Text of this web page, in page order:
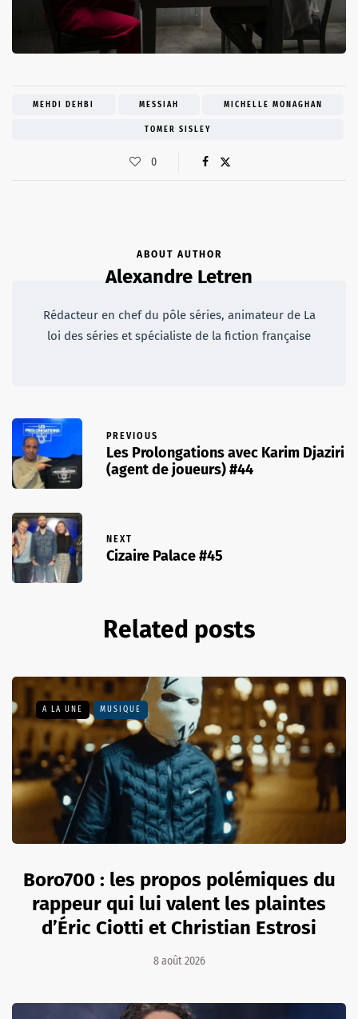
MEHDI DEHBI MESSIAH MICHELLE MONAGHAN
TOMER SISLEY
0
ABOUT AUTHOR
Alexandre Letren
Rédacteur en chef du pôle séries, animateur de La
loi des séries et spécialiste de la fiction française
PREVIOUS
Les Prolongations avec Karim Djaziri
(agent de joueurs) #44
NEXT
Cizaire Palace #45
Related posts
A LA UNE MUSIQUE
Boro700 : les propos polémiques du
rappeur qui lui valent les plaintes
d’Éric Ciotti et Christian Estrosi
8 août 2026